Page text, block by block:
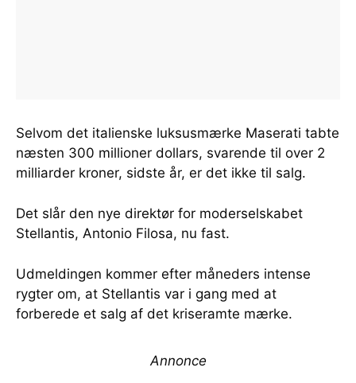
Selvom det italienske luksusmærke Maserati tabte
næsten 300 millioner dollars, svarende til over 2
milliarder kroner, sidste år, er det ikke til salg.
Det slår den nye direktør for moderselskabet
Stellantis, Antonio Filosa, nu fast.
Udmeldingen kommer efter måneders intense
rygter om, at Stellantis var i gang med at
forberede et salg af det kriseramte mærke.
Annonce